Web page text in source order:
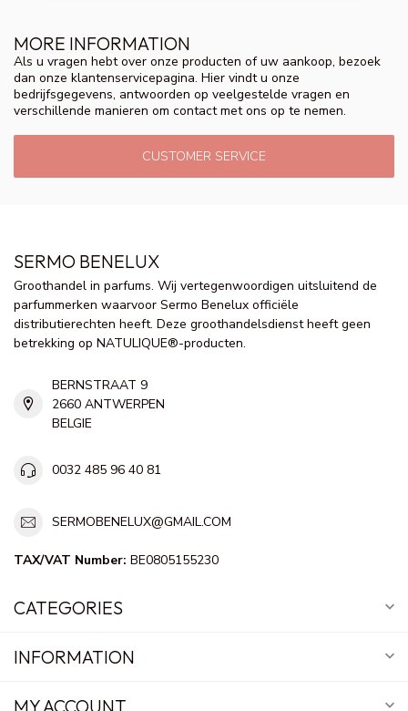
MORE INFORMATION
Als u vragen hebt over onze producten of uw aankoop, bezoek
dan onze klantenservicepagina. Hier vindt u onze
bedrijfsgegevens, antwoorden op veelgestelde vragen en
verschillende manieren om contact met ons op te nemen.
CUSTOMER SERVICE
SERMO BENELUX
Groothandel in parfums. Wij vertegenwoordigen uitsluitend de
parfummerken waarvoor Sermo Benelux officiële
distributierechten heeft. Deze groothandelsdienst heeft geen
betrekking op NATULIQUE®-producten.
BERNSTRAAT 9
2660 ANTWERPEN
BELGIE
0032 485 96 40 81
SERMOBENELUX@GMAIL.COM
TAX/VAT Number: BE0805155230
CATEGORIES
INFORMATION
MY ACCOUNT